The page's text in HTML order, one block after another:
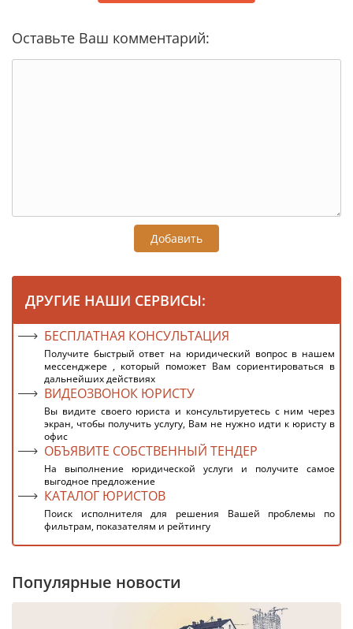
Оставьте Ваш комментарий:
Добавить
ДРУГИЕ НАШИ СЕРВИСЫ:
БЕСПЛАТНАЯ КОНСУЛЬТАЦИЯ
Получите быстрый ответ на юридический вопрос в нашем
мессенджере , который поможет Вам сориентироваться в
дальнейших действиях
ВИДЕОЗВОНОК ЮРИСТУ
Вы видите своего юриста и консультируетесь с ним через
экран, чтобы получить услугу, Вам не нужно идти к юристу в
офис
ОБЪЯВИТЕ СОБСТВЕННЫЙ ТЕНДЕР
На выполнение юридической услуги и получите самое
выгодное предложение
КАТАЛОГ ЮРИСТОВ
Поиск исполнителя для решения Вашей проблемы по
фильтрам, показателям и рейтингу
Популярные новости